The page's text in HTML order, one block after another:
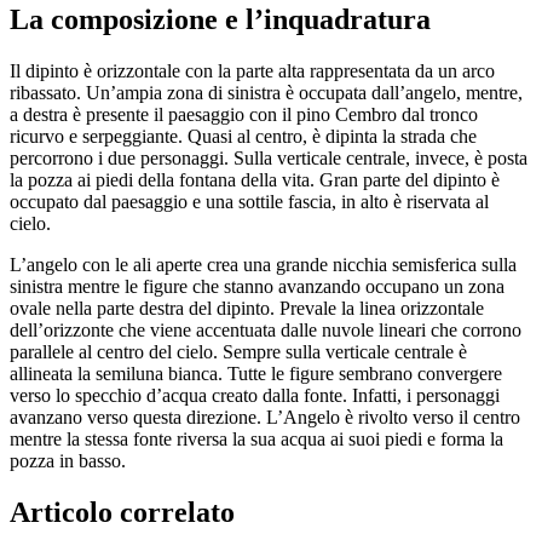
La composizione e l’inquadratura
Il dipinto è orizzontale con la parte alta rappresentata da un arco
ribassato. Un’ampia zona di sinistra è occupata dall’angelo, mentre,
a destra è presente il paesaggio con il pino Cembro dal tronco
ricurvo e serpeggiante. Quasi al centro, è dipinta la strada che
percorrono i due personaggi. Sulla verticale centrale, invece, è posta
la pozza ai piedi della fontana della vita. Gran parte del dipinto è
occupato dal paesaggio e una sottile fascia, in alto è riservata al
cielo.
L’angelo con le ali aperte crea una grande nicchia semisferica sulla
sinistra mentre le figure che stanno avanzando occupano un zona
ovale nella parte destra del dipinto. Prevale la linea orizzontale
dell’orizzonte che viene accentuata dalle nuvole lineari che corrono
parallele al centro del cielo. Sempre sulla verticale centrale è
allineata la semiluna bianca. Tutte le figure sembrano convergere
verso lo specchio d’acqua creato dalla fonte. Infatti, i personaggi
avanzano verso questa direzione. L’Angelo è rivolto verso il centro
mentre la stessa fonte riversa la sua acqua ai suoi piedi e forma la
pozza in basso.
Articolo correlato